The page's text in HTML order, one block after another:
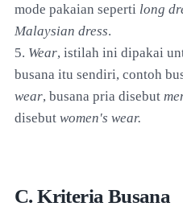
mode pakaian seperti long
Malaysian dress.
5. Wear, istilah ini dipakai
busana itu sendiri, contoh
wear, busana pria disebut
disebut women's wear.
C. Kriteria Busana